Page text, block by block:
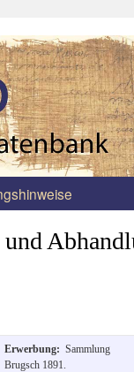
Erwerbung: Sammlung
Brugsch 1891.